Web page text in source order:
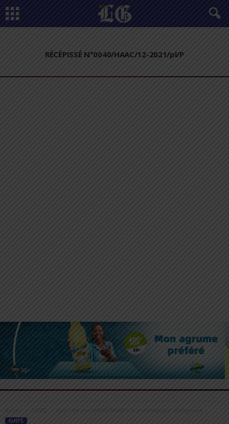
RÉCÉPISSÉ N°0040/HAAC/12-2021/pl/P
Accueil SANTÉ Kara : des journalistes formés à la problématique des fractures
SANTÉ